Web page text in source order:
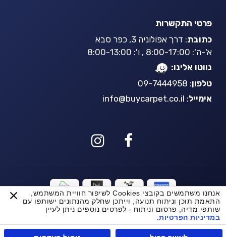
אנחנו משתמשים בקובצי Cookies לשיפור חוויית המשתמש,
התאמת תוכן וניתוח תנועה, וייתכן שחלק מהנתונים ישותפו עם
שותפי מדיה, פרסום וניתוח - לפרטים נוספים ניתן לעיין
במדיניות הפרטיות.
פרטי התקשרות
כתובת: דרך אפולוניה 3, כפר סבא
א'-ה': 8:00-17:00 , ו': 8:00-13:00
נווטו אלינו:
טלפון: 09-7444958
אימייל:
info@buycarpet.co.il
© כל הזכויות שמורות ל Buycarpet 2021
BuyCarpet AI